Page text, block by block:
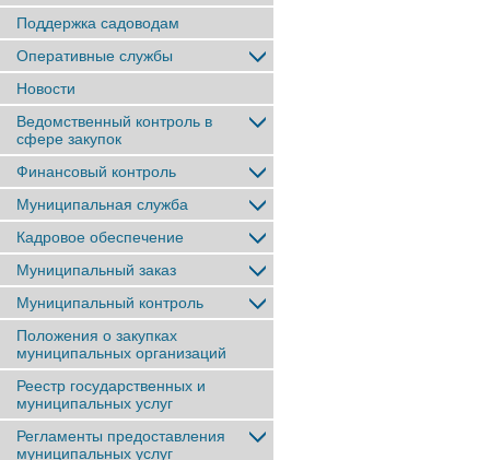
Поддержка садоводам
Оперативные службы
Новости
Ведомственный контроль в
сфере закупок
Финансовый контроль
Муниципальная служба
Кадровое обеспечение
Муниципальный заказ
Муниципальный контроль
Положения о закупках
муниципальных организаций
Реестр государственных и
муниципальных услуг
Регламенты предоставления
муниципальных услуг